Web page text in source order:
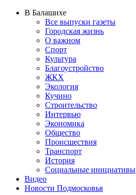
В Балашихе
Все выпуски газеты
Городская жизнь
О важном
Спорт
Культура
Благоустройство
ЖКХ
Экология
Кучино
Строительство
Интервью
Экономика
Общество
Происшествия
Транспорт
История
Социальные инициативы
Видео
Новости Подмосковья